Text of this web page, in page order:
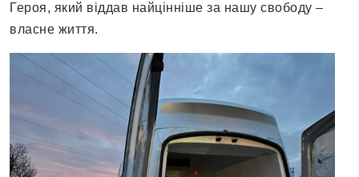
Героя, який віддав найцінніше за нашу свободу –
власне життя.